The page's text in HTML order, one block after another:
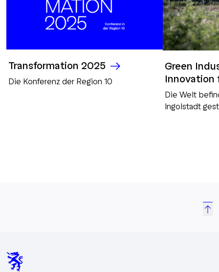
Transformation 2025
Die Konferenz der Region 10
Green
Innovation
Die Welt
Ingolstadt
zu
ideale